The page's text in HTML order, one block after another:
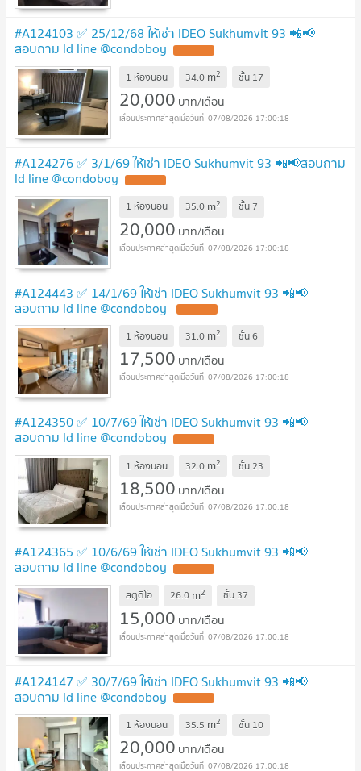
#A124103 ✅ 25/12/68 ให้เช่า IDEO Sukhumvit 93 📲📢
สอบถาม ld line @condoboy
1 ห้องนอน 34.0 m2 ชั้น 17
20,000 บาท/เดือน
07/08/2026 17:00:18
#A124276 ✅ 3/1/69 ให้เช่า IDEO Sukhumvit 93 📲📢สอบถาม
ld line @condoboy
1 ห้องนอน 35.0 m2 ชั้น 7
20,000 บาท/เดือน
07/08/2026 17:00:18
#A124443 ✅ 14/1/69 ให้เช่า IDEO Sukhumvit 93 📲📢
สอบถาม ld line @condoboy
1 ห้องนอน 31.0 m2 ชั้น6
17,500 บาท/เดือน
07/08/2026 17:00:18
#A124350 ✅ 10/7/69 ให้เช่า IDEO Sukhumvit 93 📲📢
สอบถาม ld line @condoboy
1 ห้องนอน 32.0 m2 ชั้น23
18,500 บาท/เดือน
07/08/2026 17:00:18
#A124365 ✅ 10/6/69 ให้เช่า IDEO Sukhumvit 93 📲📢
สอบถาม ld line @condoboy
สตูดิโอ 26.0 m2 ชั้น 37
15,000 บาท/เดือน
07/08/2026 17:00:18
#A124147 ✅ 30/7/69 ให้เช่า IDEO Sukhumvit 93 📲📢
สอบถาม ld line @condoboy
1 ห้องนอน 35.5 m2 ชั้น 10
20,000 บาท/เดือน
07/08/2026 17:00:18